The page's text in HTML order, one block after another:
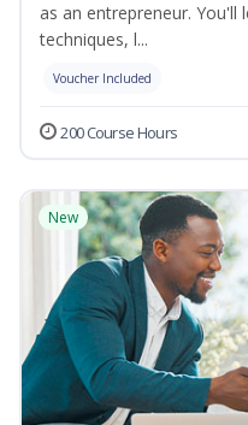
as an entrepreneur. You'll
techniques, l...
Voucher Included
200 Course Hours
New